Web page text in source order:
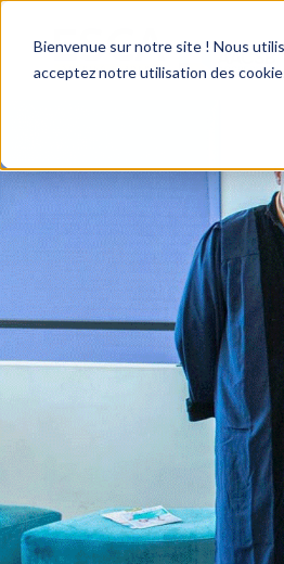
Bienvenue sur notre site ! Nous
acceptez notre utilisation des